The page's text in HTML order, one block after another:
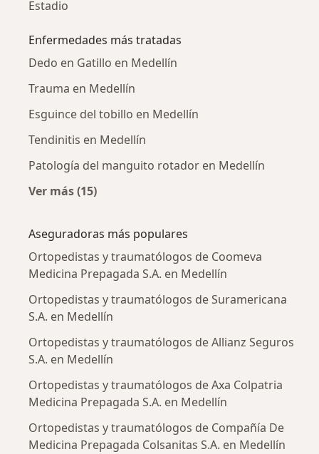
Estadio
Enfermedades más tratadas
Dedo en Gatillo en Medellín
Trauma en Medellín
Esguince del tobillo en Medellín
Tendinitis en Medellín
Patología del manguito rotador en Medellín
Ver más (15)
Aseguradoras más populares
Ortopedistas y traumatólogos de Coomeva
Medicina Prepagada S.A. en Medellín
Ortopedistas y traumatólogos de Suramericana
S.A. en Medellín
Ortopedistas y traumatólogos de Allianz Seguros
S.A. en Medellín
Ortopedistas y traumatólogos de Axa Colpatria
Medicina Prepagada S.A. en Medellín
Ortopedistas y traumatólogos de Compañía De
Medicina Prepagada Colsanitas S.A. en Medellín